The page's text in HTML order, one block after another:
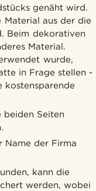
genäht wird.
Material aus der die
Beim dekorativen
Material.
wurde,
in Frage stellen -
kostensparende
beiden Seiten
Name der Firma
kann die
werden, wobei